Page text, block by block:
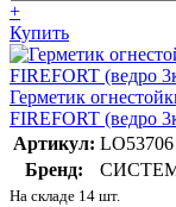
+
Купить
Герметик
FIREFORT (ведро
Артикул: LO53706
Бренд:
На складе 14 шт.